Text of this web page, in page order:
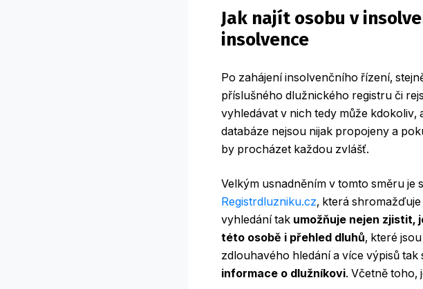
Jak najít osobu v
insolvence
Po zahájení insolvenčního řízení,
příslušného dlužnického registru či
vyhledávat v nich tedy může
databáze nejsou nijak propojeny a
by procházet každou zvlášť.
Velkým usnadněním v tomto směru je
Registrdluzniku.cz, která
vyhledání tak umožňuje nejen zjistit,
této osobě i přehled dluhů, které
zdlouhavého hledání a více výpisů tak
informace o dlužníkovi. Včetně toho,